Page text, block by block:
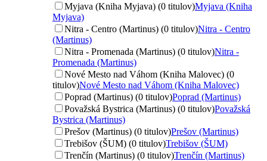
Myjava (Kniha Myjava) (0 titulov)Myjava (Kniha
Myjava)
Nitra - Centro (Martinus) (0 titulov)Nitra - Centro
(Martinus)
Nitra - Promenada (Martinus) (0 titulov)Nitra -
Promenada (Martinus)
Nové Mesto nad Váhom (Kniha Malovec) (0
titulov)Nové Mesto nad Váhom (Kniha Malovec)
Poprad (Martinus) (0 titulov)Poprad (Martinus)
Považská Bystrica (Martinus) (0 titulov)Považská
Bystrica (Martinus)
Prešov (Martinus) (0 titulov)Prešov (Martinus)
Trebišov (ŠUM) (0 titulov)Trebišov (ŠUM)
Trenčín (Martinus) (0 titulov)Trenčín (Martinus)